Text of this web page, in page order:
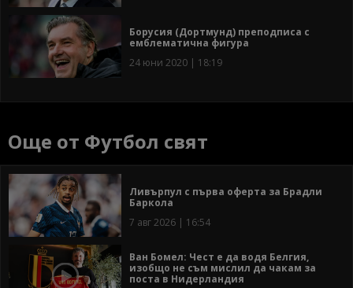
Борусия (Дортмунд) преподписа с
емблематична фигура
24 юни 2020 | 18:19
Още от Футбол свят
Ливърпул с първа оферта за Брадли
Баркола
7 авг 2026 | 16:54
Ван Бомел: Чест е да водя Белгия,
изобщо не съм мислил да чакам за
поста в Нидерландия